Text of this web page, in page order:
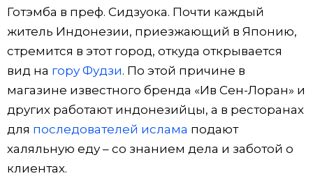
Готэмба в преф. Сидзуока. Почти каждый
житель Индонезии, приезжающий в Японию,
стремится в этот город, откуда открывается
вид на гору Фудзи. По этой причине в
магазине известного бренда «Ив Сен-Лоран» и
других работают индонезийцы, а в ресторанах
для последователей ислама подают
халяльную еду – со знанием дела и заботой о
клиентах.